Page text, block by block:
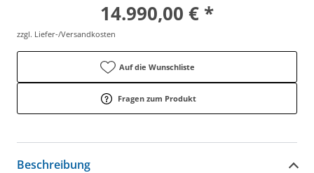
14.990,00 € *
zzgl. Liefer-/Versandkosten
Auf die Wunschliste
Fragen zum Produkt
Beschreibung